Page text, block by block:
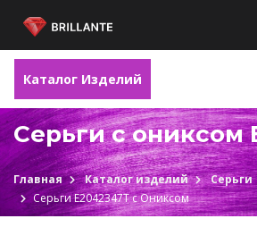
Каталог Изделий
Серьги с ониксом
Главная Каталог изделий Серьги
Серьги Е2042347Т c Ониксом